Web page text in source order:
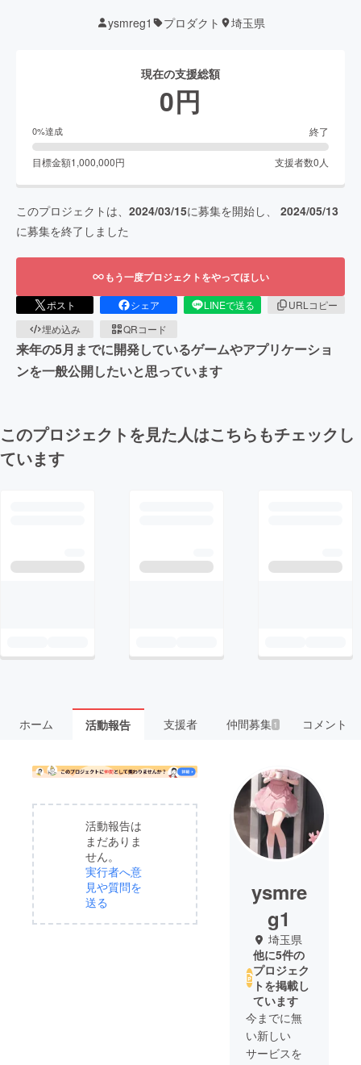
ysmreg1 プロダクト 埼玉県
現在の支援総額
0円
0%達成 終了
目標金額1,000,000円 支援者数0 人
このプロジェクトは、 2024/03/15に募集を開始し、 2024/05/13
に募集を終了しました
もう一度プロジェクトをやってほしい
ポスト シェア LINEで送る
URLコピー
埋め込み
QRコード
来年の5月までに開発しているゲームやアプリケーショ
ンを一般公開したいと思っています
このプロジェクトを見た人はこちらもチェックし
ています
ホーム 活動報告 支援者 仲間募集 1 コメント
活動報告は
まだありま
せん。
実行者へ意
見や質問を
送る
ysmre
g1
埼玉県
他に5件の
プロジェク
トを掲載し
ています
今までに無
い新しい
サービスを